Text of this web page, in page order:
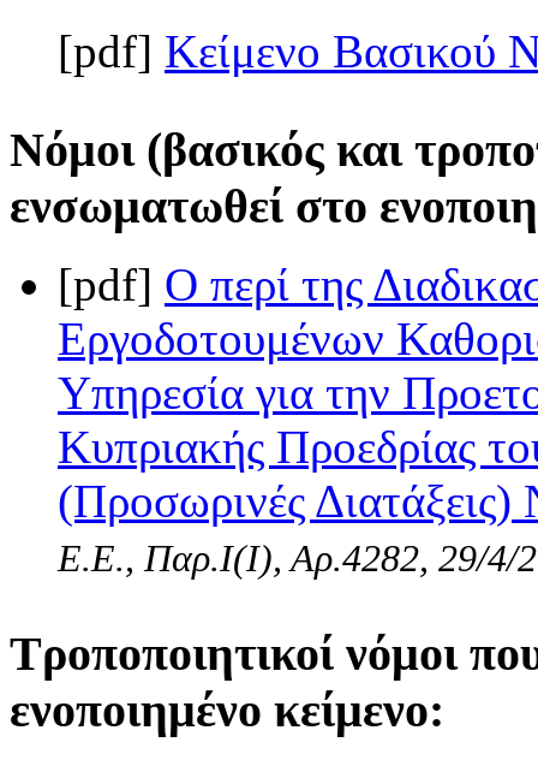
[pdf] Κείμενο Βασικού
Νόμοι (βασικός και
ενσωματωθεί στο
[pdf] Ο περί της
Εργοδοτουμένων
Υπηρεσία για την
Κυπριακής Προεδρίας
(Προσωρινές
Ε.Ε., Παρ.Ι(I), Αρ.4282, 29/4/
Τροποποιητικοί νόμοι
ενοποιημένο κείμενο: